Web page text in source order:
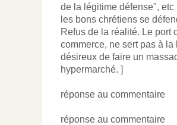
de la légitime défense",
les bons chrétiens se
Refus de la réalité. Le port
commerce, ne sert pas à
désireux de faire un
hypermarché. ]
réponse au commentaire
réponse au commentaire